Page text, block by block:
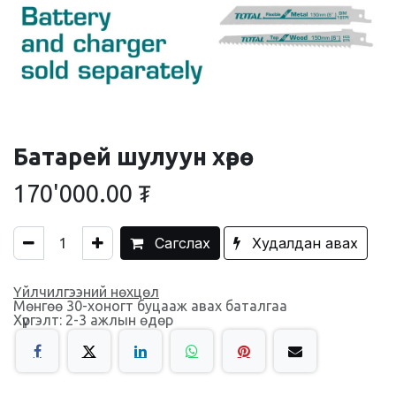
Батарей шулуун хөрөө
170'000.00 ₮
Сагслах Худалдан авах
Үйлчилгээний нөхцөл
Мөнгөө 30-хоногт буцааж авах баталгаа
Хүргэлт: 2-3 ажлын өдөр